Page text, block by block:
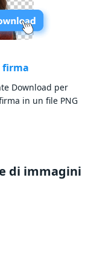
firma
Download per
in un file PNG
di immagini